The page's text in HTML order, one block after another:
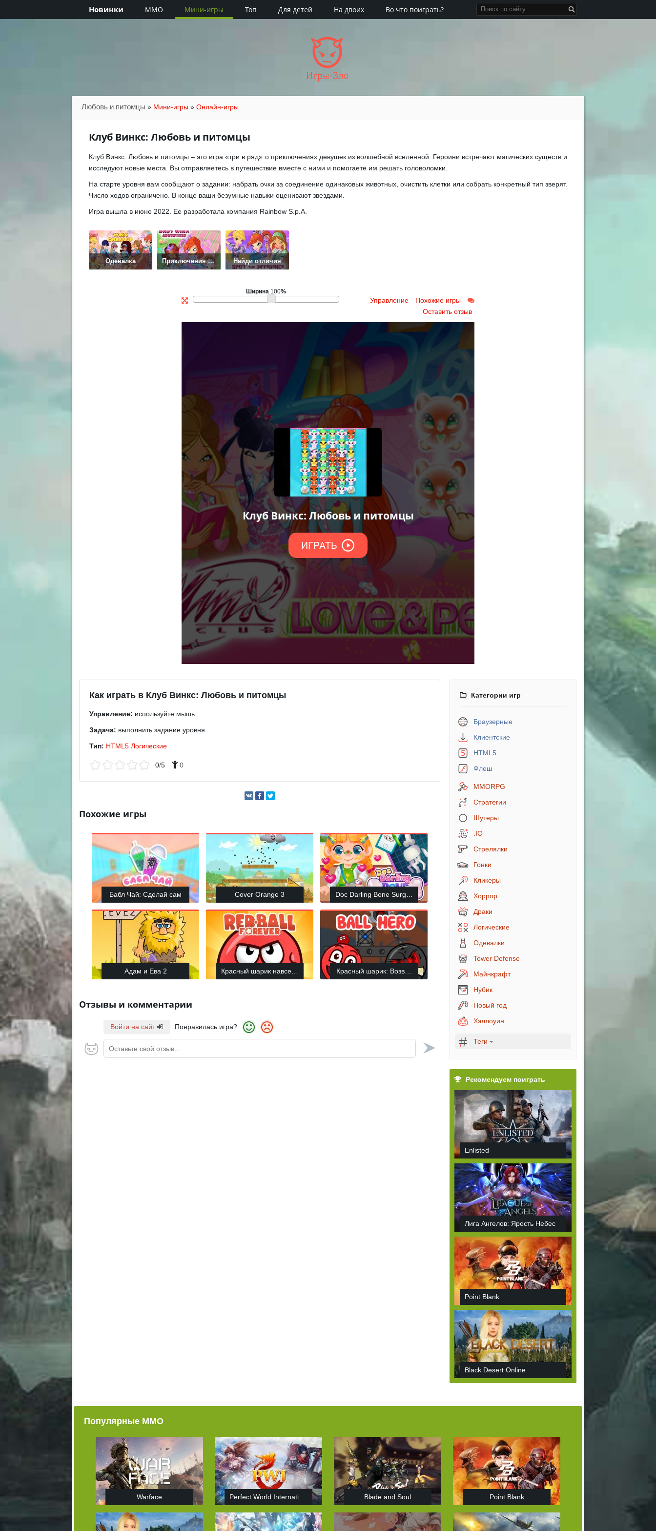
Новинки MMO Мини-игры Топ Для детей На двоих Во что поиграть?
Игры·Зло
Любовь и питомцы » Мини-игры » Онлайн-игры
Клуб Винкс: Любовь и питомцы
Клуб Винкс: Любовь и питомцы – это игра «три в ряд» о приключениях девушек из волшебной вселенной. Героини встречают магических существ и
исследуют новые места. Вы отправляетесь в путешествие вместе с ними и помогаете им решать головоломки.
На старте уровня вам сообщают о задании: набрать очки за соединение одинаковых животных, очистить клетки или собрать конкретный тип зверят.
Число ходов ограничено. В конце ваши безумные навыки оценивают звездами.
Игра вышла в июне 2022. Ее разработала компания Rainbow S.p.A.
Одевалка Приключения детей Найди отличия
Ширина 100%
Управление
Похожие игры
Оставить отзыв
Как играть в Клуб Винкс: Любовь и питомцы
Управление: используйте мышь.
Задача: выполнить задание уровня.
Тип: HTML5 Логические
0/5 0
Похожие игры
Бабл Чай: Сделай сам Cover Orange 3 Doc Darling Bone Surgery
Адам и Ева 2 Красный шарик навсегда Красный шарик: Возвращение героя
Отзывы и комментарии
Войти на сайт Понравилась игра?
Оставьте свой отзыв...
Категории игр
Браузерные
Клиентские
HTML5
Флеш
MMORPG
Стратегии
Шутеры
.IO
Стрелялки
Гонки
Кликеры
Хоррор
Драки
Логические
Одевалки
Tower Defense
Майнкрафт
Нубик
Новый год
Хэллоуин
Теги
Рекомендуем поиграть
Enlisted
Лига Ангелов: Ярость Небес
Point Blank
Black Desert Online
Популярные ММО
Warface Blade and Soul Point Blank